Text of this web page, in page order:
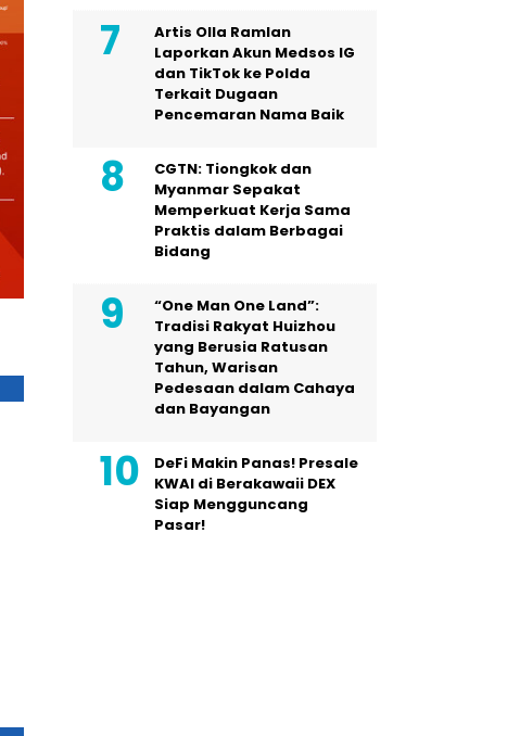
Artis Olla Ramlan
Laporkan Akun Medsos IG
dan TikTok ke Polda
Terkait Dugaan
Pencemaran Nama Baik
CGTN: Tiongkok dan
Myanmar Sepakat
Memperkuat Kerja Sama
Praktis dalam Berbagai
Bidang
“One Man One Land”:
Tradisi Rakyat Huizhou
yang Berusia Ratusan
Tahun, Warisan
Pedesaan dalam Cahaya
dan Bayangan
DeFi Makin Panas! Presale
KWAI di Berakawaii DEX
Siap Mengguncang
Pasar!